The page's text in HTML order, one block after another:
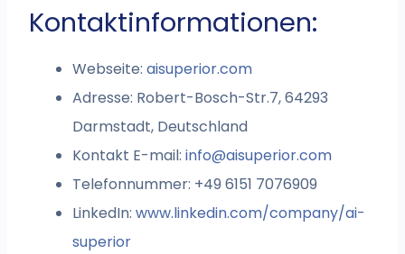
Kontaktinformationen:
Webseite:aisuperior.com
Adresse: Robert-Bosch-Str.7, 64293
Darmstadt, Deutschland
Kontakt E-mail:info@aisuperior.com
Telefonnummer: +49 6151 7076909
LinkedIn:www.linkedin.com/company/ai-
superior